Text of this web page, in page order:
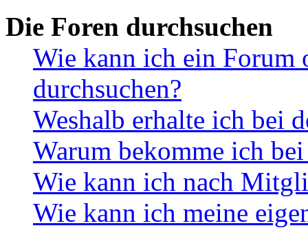
Die Foren durchsuchen
Wie kann ich ein Forum
durchsuchen?
Weshalb erhalte ich bei
Warum bekomme ich
Wie kann ich nach
Wie kann ich meine